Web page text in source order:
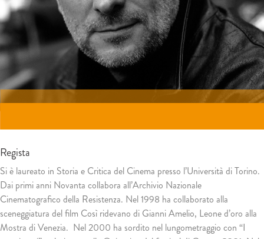
Regista
Si è laureato in Storia e Critica del Cinema presso l’Università di Torino.
Dai primi anni Novanta collabora all’Archivio Nazionale
Cinematografico della Resistenza. Nel 1998 ha collaborato alla
sceneggiatura del film Così ridevano di Gianni Amelio, Leone d’oro alla
Mostra di Venezia. Nel 2000 ha sordito nel lungometraggio con “I